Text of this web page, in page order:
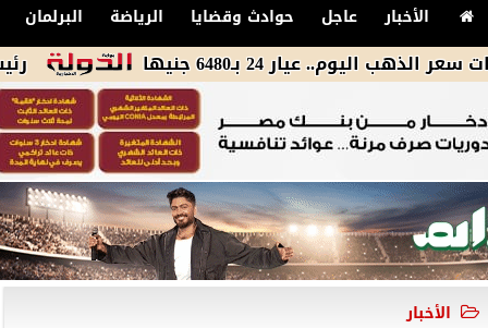
الأخبار عاجل حوادث وقضايا الرياضة البرلمان
رئيس 24 بـ6480 جنيها
الأخبار